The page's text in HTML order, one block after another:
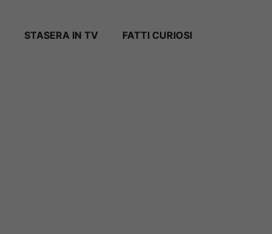
STASERA IN TV FATTI CURIOSI